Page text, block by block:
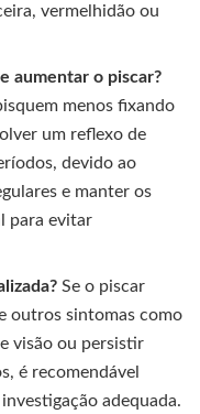
vermelhidão ou
aumentar o piscar?
menos fixando
um reflexo de
devido ao
e manter os
para evitar
Se o piscar
outros sintomas como
visão ou persistir
é recomendável
adequada.